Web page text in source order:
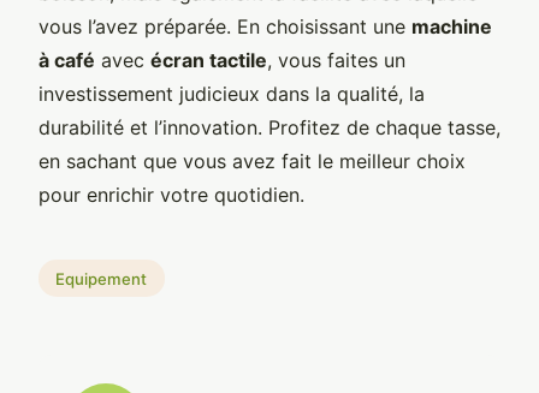
vous l’avez préparée. En choisissant une machine
à café avec écran tactile, vous faites un
investissement judicieux dans la qualité, la
durabilité et l’innovation. Profitez de chaque tasse,
en sachant que vous avez fait le meilleur choix
pour enrichir votre quotidien.
Equipement